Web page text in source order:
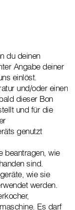
du deinen
Angabe deiner
einlöst.
und/oder einen
dieser Bon
und für die
genutzt
beantragen, wie
sind.
wie sie
werden.
Es darf